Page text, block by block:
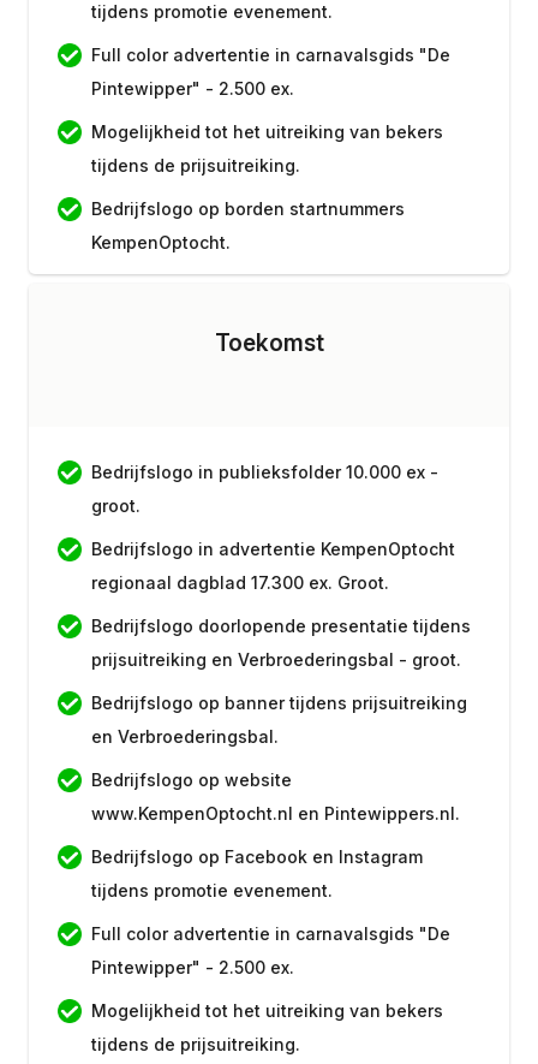
tijdens promotie evenement.
Full color advertentie in carnavalsgids "De
Pintewipper" - 2.500 ex.
Mogelijkheid tot het uitreiking van bekers
tijdens de prijsuitreiking.
Bedrijfslogo op borden startnummers
KempenOptocht.
en of uiting in overleg met deelnemers.
Uitnodiging voor aanwezig te zijn op de
defilewagen voor maximaal 10 personen.
Toekomst
Bedrijfslogo in publieksfolder 10.000 ex -
groot.
Bedrijfslogo in advertentie KempenOptocht
regionaal dagblad 17.300 ex. Groot.
Bedrijfslogo doorlopende presentatie tijdens
prijsuitreiking en Verbroederingsbal - groot.
Bedrijfslogo op banner tijdens prijsuitreiking
en Verbroederingsbal.
Bedrijfslogo op website
www.KempenOptocht.nl en Pintewippers.nl.
Bedrijfslogo op Facebook en Instagram
tijdens promotie evenement.
Full color advertentie in carnavalsgids "De
Pintewipper" - 2.500 ex.
Mogelijkheid tot het uitreiking van bekers
tijdens de prijsuitreiking.